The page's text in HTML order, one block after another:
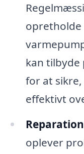
kan tilbyde
for at
effektivt
oplever